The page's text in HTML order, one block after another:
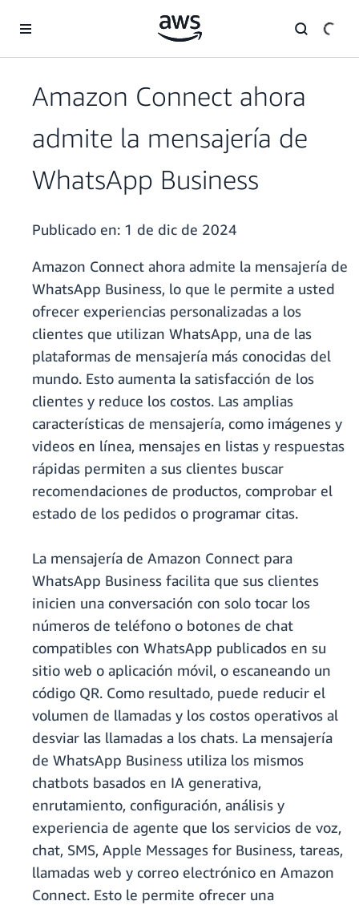
Amazon Connect ahora
admite la mensajería de
WhatsApp Business
Publicado en: 1 de dic de 2024
Amazon Connect ahora admite la mensajería de
WhatsApp Business, lo que le permite a usted
ofrecer experiencias personalizadas a los
clientes que utilizan WhatsApp, una de las
plataformas de mensajería más conocidas del
mundo. Esto aumenta la satisfacción de los
clientes y reduce los costos. Las amplias
características de mensajería, como imágenes y
videos en línea, mensajes en listas y respuestas
rápidas permiten a sus clientes buscar
recomendaciones de productos, comprobar el
estado de los pedidos o programar citas.
La mensajería de Amazon Connect para
WhatsApp Business facilita que sus clientes
inicien una conversación con solo tocar los
números de teléfono o botones de chat
compatibles con WhatsApp publicados en su
sitio web o aplicación móvil, o escaneando un
código QR. Como resultado, puede reducir el
volumen de llamadas y los costos operativos al
desviar las llamadas a los chats. La mensajería
de WhatsApp Business utiliza los mismos
chatbots basados en IA generativa,
enrutamiento, configuración, análisis y
experiencia de agente que los servicios de voz,
chat, SMS, Apple Messages for Business, tareas,
llamadas web y correo electrónico en Amazon
Connect. Esto le permite ofrecer una